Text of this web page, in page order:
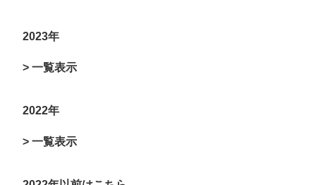
2023年
> 一覧表示
2022年
> 一覧表示